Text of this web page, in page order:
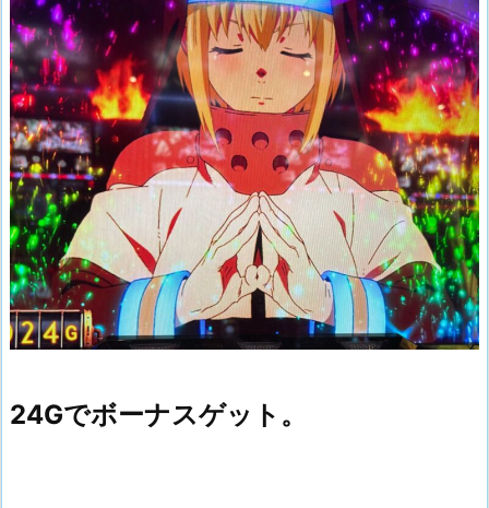
24Gでボーナスゲット。